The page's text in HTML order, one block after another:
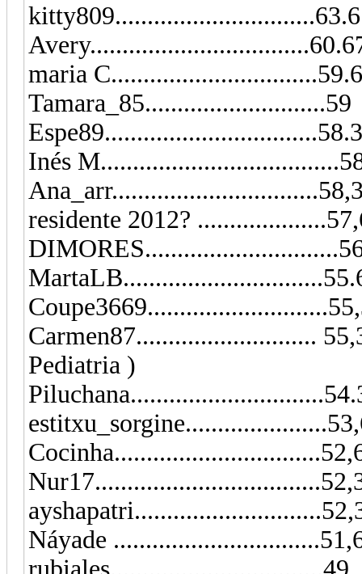
maria
Tamara_85............................59
Inés
residente 2012?
Carmen87............................
Pediatria )
Náyade